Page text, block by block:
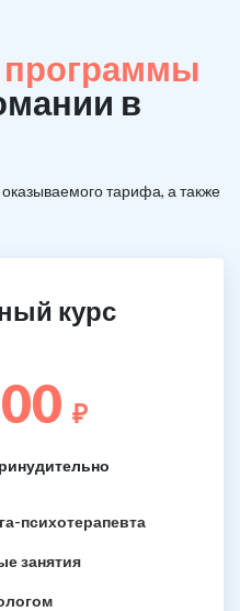
программы
в
тарифа, а также
курс
₽
психотерапевта
занятия